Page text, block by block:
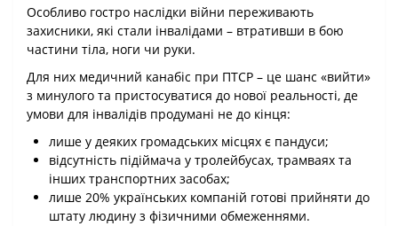
Особливо гостро наслідки війни переживають
захисники, які стали інвалідами – втративши в бою
частини тіла, ноги чи руки.
Для них медичний канабіс при ПТСР – це шанс «вийти»
з минулого та пристосуватися до нової реальності, де
умови для інвалідів продумані не до кінця:
лише у деяких громадських місцях є пандуси;
відсутність підіймача у тролейбусах, трамваях та
інших транспортних засобах;
лише 20% українських компаній готові прийняти до
штату людину з фізичними обмеженнями.